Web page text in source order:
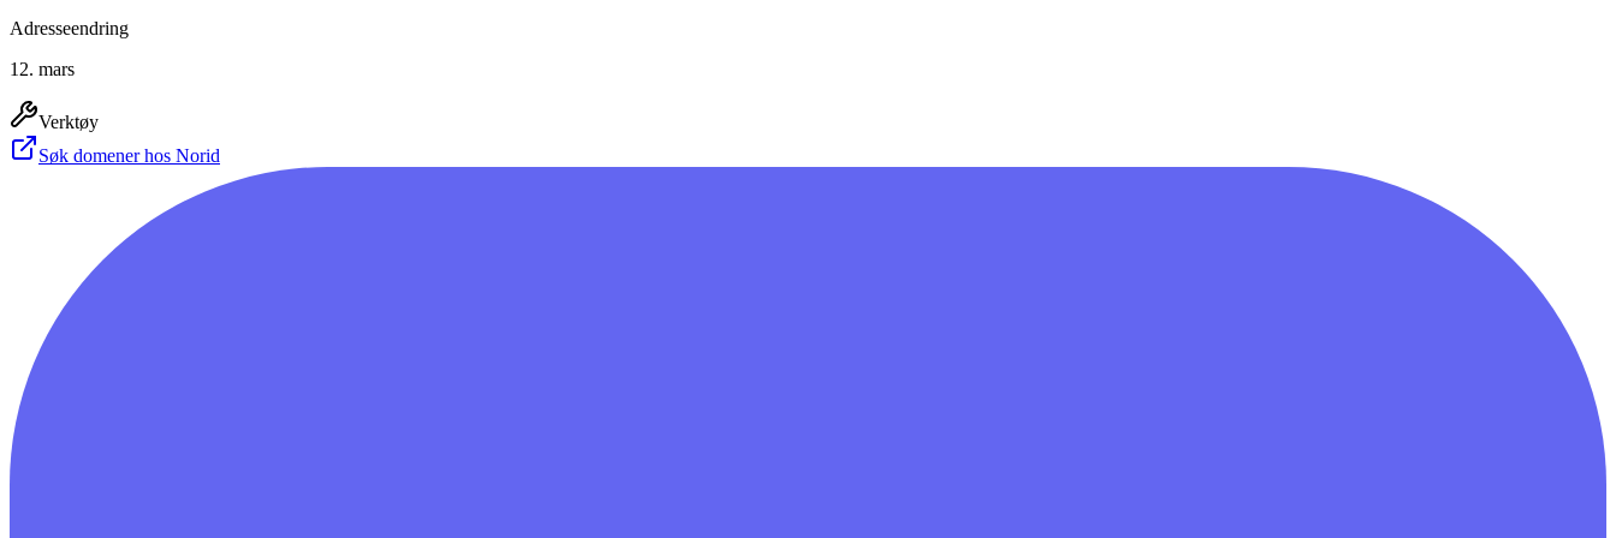
Adresseendring
12. mars
Verktøy
Søk domener hos Norid